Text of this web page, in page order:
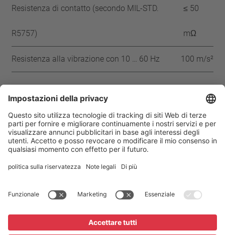
Resistenza di contatto (secondo MIL-STD.
R5757)
≤ 50
mΩ
Resistenza alla vibrazione con 10 … 60 Hz 100 m/s²
Approvazioni
CMJ CQC CSA UL VDE ENEC IEC
Impronta Privacy Condizioni